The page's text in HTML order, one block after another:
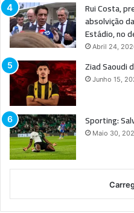
Rui Costa,
absolvição
Estádio, no
Abril 24,
Ziad Saoudi
Junho 15,
Sporting:
Maio 30,